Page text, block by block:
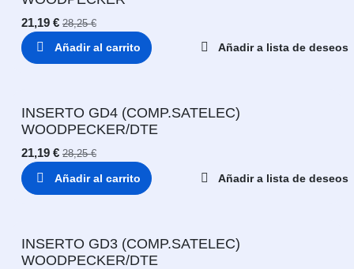
21,19 € 28,25€
Añadir al carrito Añadir a lista de deseos
INSERTO GD4 (COMP.SATELEC)
WOODPECKER/DTE
21,19 € 28,25€
Añadir al carrito Añadir a lista de deseos
INSERTO GD3 (COMP.SATELEC)
WOODPECKER/DTE